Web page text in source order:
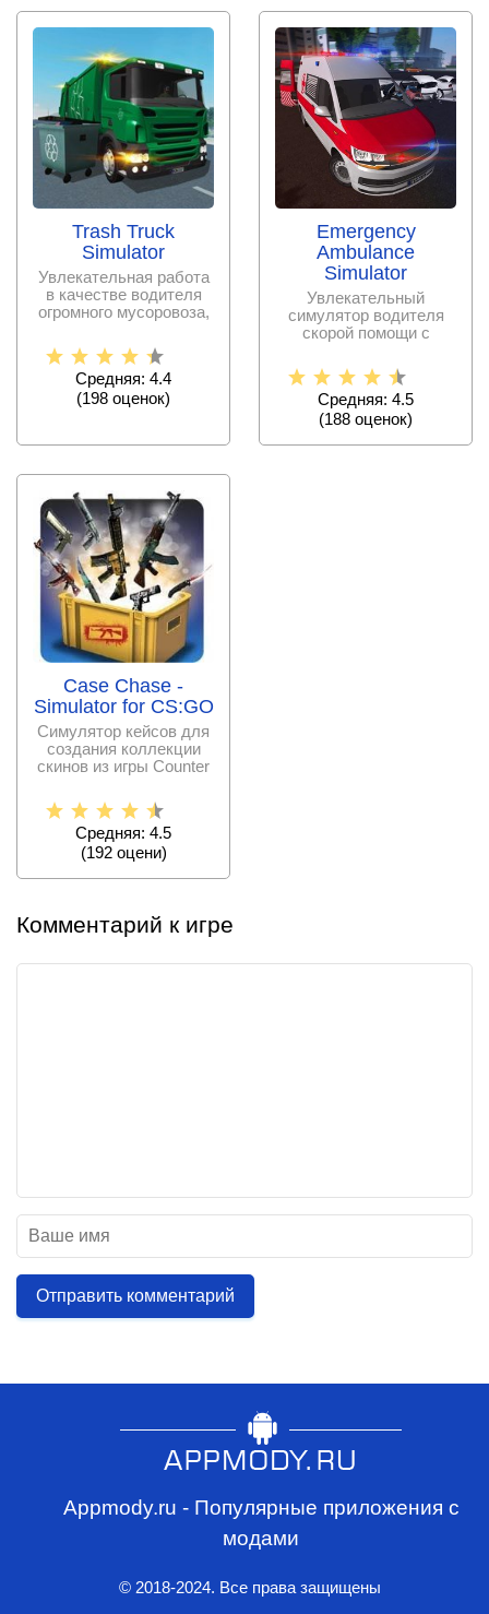
Trash Truck
Simulator
Увлекательная работа
в качестве водителя
огромного мусоровоза,
Средняя: 4.4
(198 оценок)
Emergency
Ambulance
Simulator
Увлекательный
симулятор водителя
скорой помощи с
автомобилей,
Средняя: 4.5
(188 оценок)
Case Chase -
Simulator for CS:GO
Симулятор кейсов для
создания коллекции
скинов из игры Counter
Средняя: 4.5
(192оцени)
Комментарий к игре
Отправить комментарий
Appmody.ru - Популярные приложения с
модами
© 2018-2024. Все права защищены